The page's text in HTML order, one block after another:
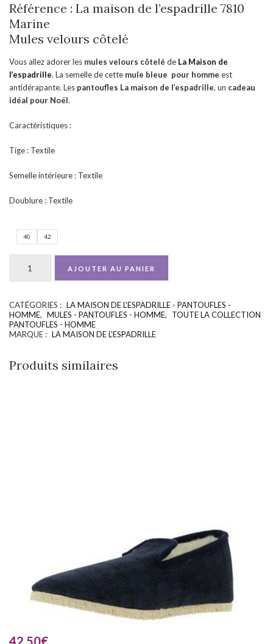
Référence : La maison de l’espadrille 7810
Marine
Mules velours côtelé
Vous allez adorer les mules velours côtelé de La Maison de
l’espadrille. La semelle de cette mule bleue pour homme est
antidérapante. Les pantoufles La maison de l’espadrille, un cadeau
idéal pour Noël.
Caractéristiques :
Tige : Textile
Semelle intérieure : Textile
Doublure : Textile
40 42
AJOUTER AU PANIER
CATÉGORIES : LA MAISON DE L'ESPADRILLE - PANTOUFLES -
HOMME, MULES - PANTOUFLES - HOMME,
TOUTE LA COLLECTION
PANTOUFLES - HOMME
MARQUE : LA MAISON DE L'ESPADRILLE
Produits similaires
42.50€